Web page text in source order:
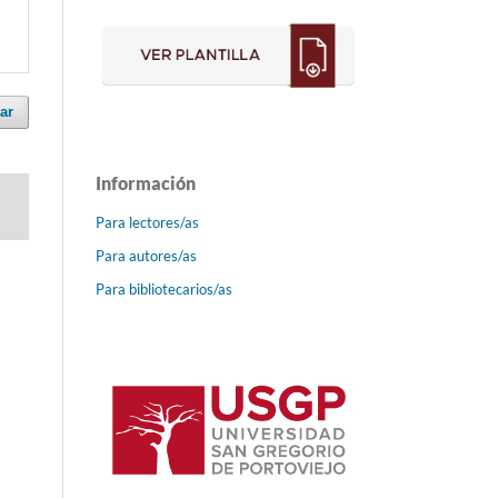
Información
Para lectores/as
Para autores/as
Para bibliotecarios/as